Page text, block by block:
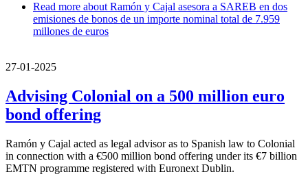
Read more about Ramón y Cajal asesora a SAREB en dos
emisiones de bonos de un importe nominal total de 7.959
millones de euros
27-01-2025
Advising Colonial on a 500 million euro
bond offering
Ramón y Cajal acted as legal advisor as to Spanish law to Colonial
in connection with a €500 million bond offering under its €7 billion
EMTN programme registered with Euronext Dublin.